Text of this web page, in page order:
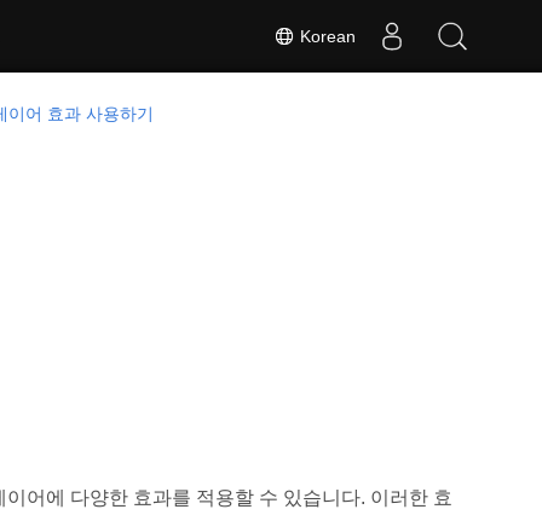
Korean
이어 효과 사용하기
어에 다양한 효과를 적용할 수 있습니다. 이러한 효